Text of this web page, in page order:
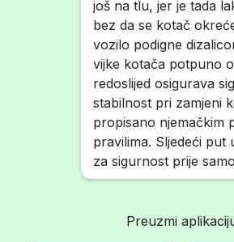
još na tlu, jer je tada
bez da se kotač
vozilo podigne
vijke kotača potpuno
redoslijed osigurava
stabilnost pri zamjeni
propisano njemačkim
pravilima. Sljedeći put
za sigurnost prije
Preuzmi